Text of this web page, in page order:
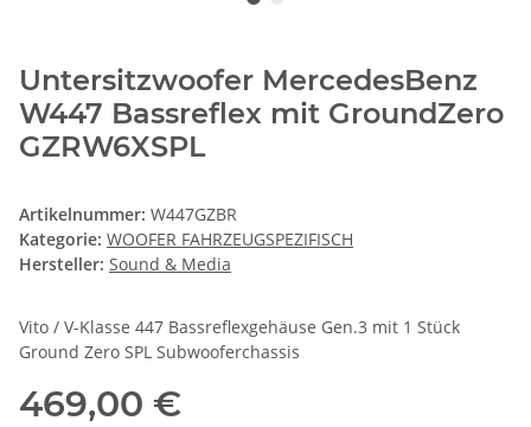
Untersitzwoofer MercedesBenz
W447 Bassreflex mit GroundZero
GZRW6XSPL
Artikelnummer: W447GZBR
Kategorie: WOOFER FAHRZEUGSPEZIFISCH
Hersteller: Sound & Media
Vito / V-Klasse 447 Bassreflexgehäuse Gen.3 mit 1 Stück
Ground Zero SPL Subwooferchassis
469,00 €